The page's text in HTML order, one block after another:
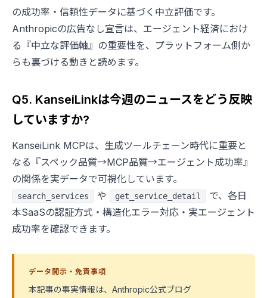
の成功率・信頼性データに基づく中立評価です。
Anthropicの広告なし宣言は、エージェント経済におけ
る『中立な評価軸』の重要性を、プラットフォーム側か
らも裏づける動きと読めます。
Q5. KanseiLinkは今週のニュースをどう反映
していますか?
KanseiLink MCPは、生成ツールチェーン時代に重要と
なる『スペック品質→MCP品質→エージェント成功率』
の関係を実データで可視化しています。
search_services や get_service_detail
で、各日
本SaaSの認証方式・構造化エラー対応・実エージェント
成功率を確認できます。
データ開示・免責事項
本記事の事実情報は、Anthropic公式ブログ